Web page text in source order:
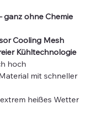
ganz ohne Chemie
Cooling Mesh
Kühltechnologie
hoch
mit schneller
heißes Wetter